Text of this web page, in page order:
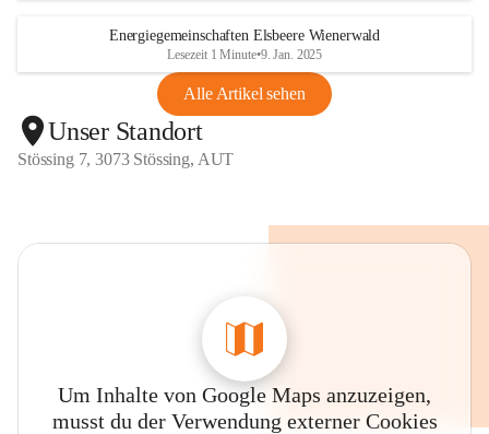
Energiegemeinschaften Elsbeere Wienerwald
Lesezeit 1 Minute•9. Jan. 2025
Alle Artikel sehen
Unser Standort
Stössing 7, 3073 Stössing, AUT
Um Inhalte von Google Maps anzuzeigen,
musst du der Verwendung externer Cookies